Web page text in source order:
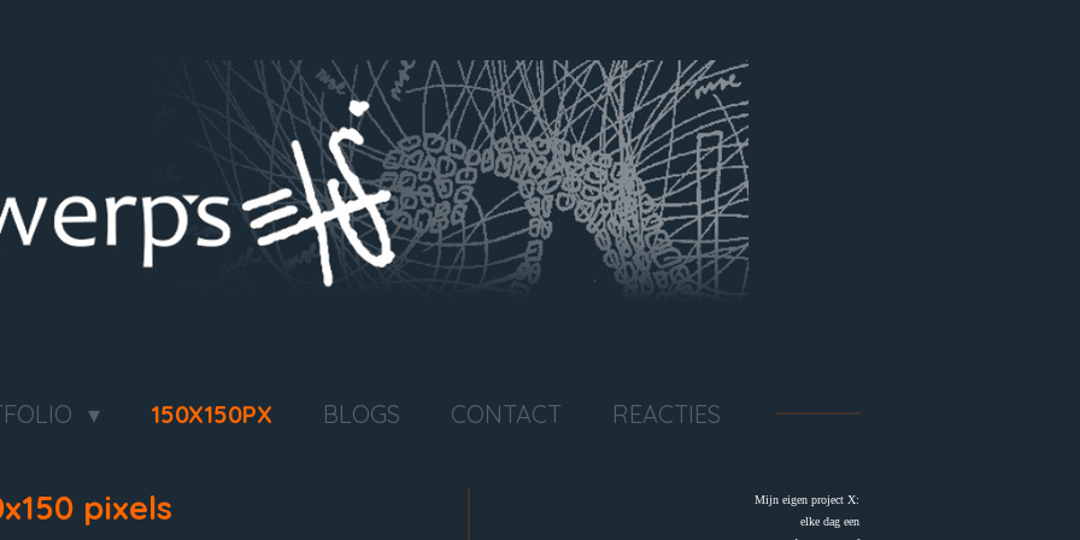
150X150PX BLOGS CONTACT REACTIES
pixels
Mijn eigen project X:
elke dag een